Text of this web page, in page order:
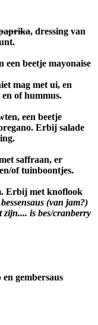
, dressing van
een beetje mayonaise
mag met ui, en
of hummus.
een beetje
Erbij salade
saffraan, er
of tuinboontjes.
Erbij met knoflook
(van jam?)
zijn.... is bes/cranberry
gembersaus